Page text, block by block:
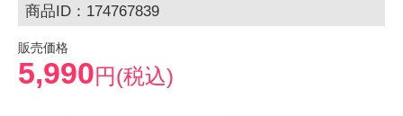
商品ID：174767839
販売価格
5,990円(税込)